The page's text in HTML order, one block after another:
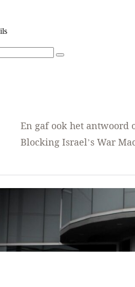
En gaf ook het antwoord
Blocking Israel’s War